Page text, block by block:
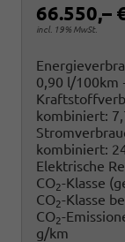
66.550,–
incl. 19% MwSt.
0,90 l/100km
kombiniert:
kombiniert:
Elektrische
CO2-Klasse
CO2-Klasse
CO2-
g/km